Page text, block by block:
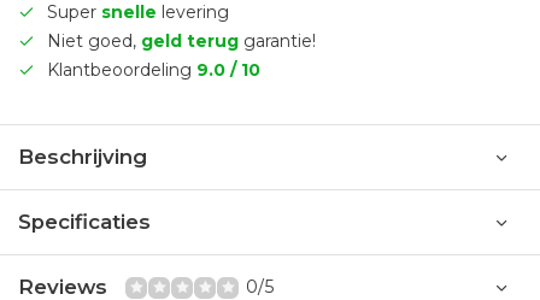
Super snelle levering
Niet goed, geld terug garantie!
Klantbeoordeling 9.0 / 10
Beschrijving
Specificaties
Reviews 0/5